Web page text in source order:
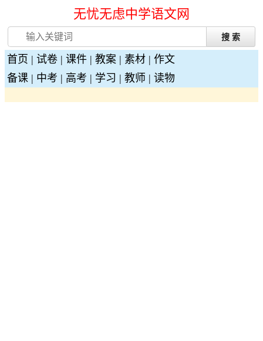
无忧无虑中学语文网
首页 | 试卷 | 课件 | 教案 | 素材 | 作文
备课 | 中考 | 高考 | 学习 | 教师 | 读物